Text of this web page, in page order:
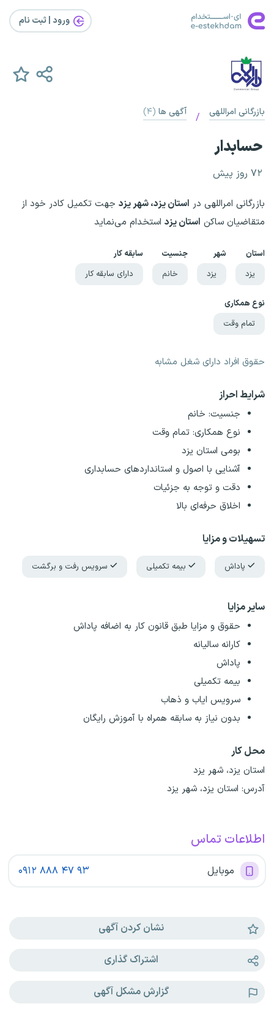
ورود | ثبت‌ نام
بازرگانی امراللهی / آگهی ها (۴)
حسابدار
۷۲ روز پیش
بازرگانی امراللهی در استان یزد، شهر یزد جهت تکمیل کادر خود از
متقاضیان ساکن استان یزد استخدام می‌نماید
استان
یزد
شهر
یزد
جنسیت
خانم
سابقه کار
دارای سابقه کار
نوع همکاری
تمام وقت
حقوق افراد دارای شغل مشابه
شرایط احراز
جنسیت: خانم
نوع همکاری: تمام وقت
بومی استان یزد
آشنایی با اصول و استانداردهای حسابداری
دقت و توجه به جزئیات
اخلاق حرفه‌ای بالا
تسهیلات و مزایا
پاداش بیمه تکمیلی سرویس رفت و برگشت
سایر مزایا
حقوق و مزایا طبق قانون کار به اضافه پاداش
کارانه سالیانه
پاداش
بیمه تکمیلی
سرویس ایاب و ذهاب
بدون نیاز به سابقه همراه با آموزش رایگان
محل کار
استان یزد، شهر یزد
آدرس: استان یزد، شهر یزد
اطلاعات تماس
موبایل ۰۹۱۲ ۸۸۸ ۴۷ ۹۳
نشان کردن آگهی
اشتراک گذاری
گزارش مشکل آگهی